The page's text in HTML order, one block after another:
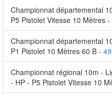
Championnat départemental
P5 Pistolet Vitesse 10 Mètres -
Championnat départemental
P1 Pistolet 10 Mètres 60 B -
Championnat régional 10m -
- HP - P5 Pistolet Vitesse 10